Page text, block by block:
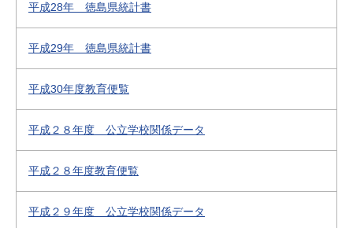
平成28年 徳島県統計書
平成29年 徳島県統計書
平成30年度教育便覧
平成２８年度 公立学校関係データ
平成２８年度教育便覧
平成２９年度 公立学校関係データ